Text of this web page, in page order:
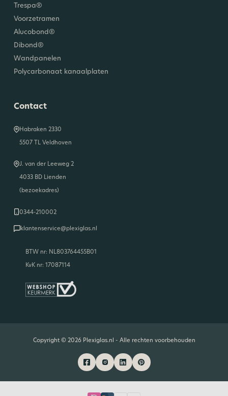
Trespa®
Voorzetramen
Alucobond®
Dibond®
Wandpanelen
Polycarbonaat kanaalplaten
Contact
Habraken 2330
5507 TL Veldhoven
J. van der Leeweg 2
4033 BD Lienden
(bezoekadres)
0344-210002
klantenservice@plexiglas.nl
BTW nr: NL803764455B01
KvK nr: 17087114
Copyright © 2026 Plexiglas.nl - Alle rechten voorbehouden